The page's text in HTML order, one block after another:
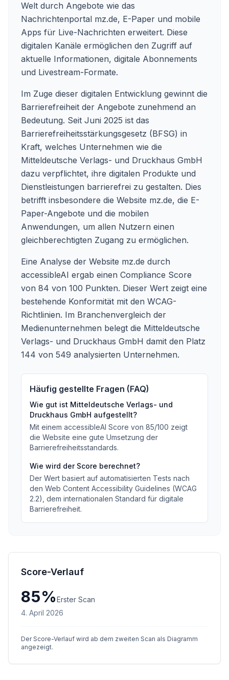
Welt durch Angebote wie das
Nachrichtenportal mz.de, E-Paper und mobile
Apps für Live-Nachrichten erweitert. Diese
digitalen Kanäle ermöglichen den Zugriff auf
aktuelle Informationen, digitale Abonnements
und Livestream-Formate.
Im Zuge dieser digitalen Entwicklung gewinnt die
Barrierefreiheit der Angebote zunehmend an
Bedeutung. Seit Juni 2025 ist das
Barrierefreiheitsstärkungsgesetz (BFSG) in
Kraft, welches Unternehmen wie die
Mitteldeutsche Verlags- und Druckhaus GmbH
dazu verpflichtet, ihre digitalen Produkte und
Dienstleistungen barrierefrei zu gestalten. Dies
betrifft insbesondere die Website mz.de, die E-
Paper-Angebote und die mobilen
Anwendungen, um allen Nutzern einen
gleichberechtigten Zugang zu ermöglichen.
Eine Analyse der Website mz.de durch
accessibleAI ergab einen Compliance Score
von 84 von 100 Punkten. Dieser Wert zeigt eine
bestehende Konformität mit den WCAG-
Richtlinien. Im Branchenvergleich der
Medienunternehmen belegt die Mitteldeutsche
Verlags- und Druckhaus GmbH damit den Platz
144 von 549 analysierten Unternehmen.
Häufig gestellte Fragen (FAQ)
Wie gut ist Mitteldeutsche Verlags- und
Druckhaus GmbH aufgestellt?
Mit einem accessibleAI Score von 85/100 zeigt
die Website eine gute Umsetzung der
Barrierefreiheitsstandards.
Wie wird der Score berechnet?
Der Wert basiert auf automatisierten Tests nach
den Web Content Accessibility Guidelines (WCAG
2.2), dem internationalen Standard für digitale
Barrierefreiheit.
Score-Verlauf
85%Erster Scan
4. April 2026
Der Score-Verlauf wird ab dem zweiten Scan als Diagramm
angezeigt.